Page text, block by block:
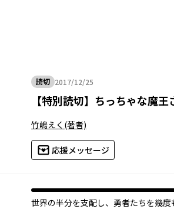
読切 2017/12/25
2017年12月25日
【特別読切】 ちっちゃな魔王
竹嶋えく (著者)
応援メッセージ
世界の半分を支配し、勇者たちを幾度